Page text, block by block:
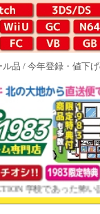
ル品 / 今年登録・値下
校であった怖い話と